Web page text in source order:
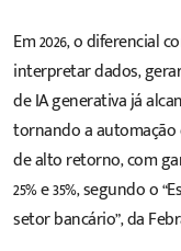
Em 2026, o diferencial
interpretar dados,
de IA generativa já
tornando a
de alto retorno, com
25% e 35%, segundo o
setor bancário”, da